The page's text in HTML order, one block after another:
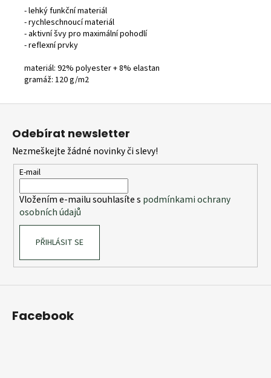
- lehký funkční materiál
- rychleschnoucí materiál
- aktivní švy pro maximální pohodlí
- reflexní prvky
materiál: 92% polyester + 8% elastan
gramáž: 120 g/m2
Z
Odebírat newsletter
Nezmeškejte žádné novinky či slevy!
E-mail
Vložením e-mailu souhlasíte s podmínkami ochrany
osobních údajů
PŘIHLÁSIT SE
Facebook